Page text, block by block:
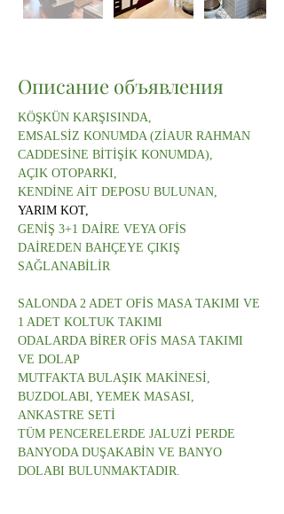
Описание объявления
KÖŞKÜN KARŞISINDA,
EMSALSİZ KONUMDA (ZİAUR RAHMAN
CADDESİNE BİTİŞİK KONUMDA),
AÇIK OTOPARKI,
KENDİNE AİT DEPOSU BULUNAN,
YARIM KOT,
GENİŞ 3+1 DAİRE VEYA OFİS
DAİREDEN BAHÇEYE ÇIKIŞ
SAĞLANABİLİR
SALONDA 2 ADET OFİS MASA TAKIMI VE
1 ADET KOLTUK TAKIMI
ODALARDA BİRER OFİS MASA TAKIMI
VE DOLAP
MUTFAKTA BULAŞIK MAKİNESİ,
BUZDOLABI, YEMEK MASASI,
ANKASTRE SETİ
TÜM PENCERELERDE JALUZİ PERDE
BANYODA DUŞAKABİN VE BANYO
DOLABI BULUNMAKTADIR.